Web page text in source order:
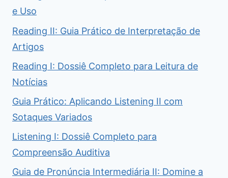
e Uso
Reading II: Guia Prático de Interpretação de
Artigos
Reading I: Dossiê Completo para Leitura de
Notícias
Guia Prático: Aplicando Listening II com
Sotaques Variados
Listening I: Dossiê Completo para
Compreensão Auditiva
Guia de Pronúncia Intermediária II: Domine a